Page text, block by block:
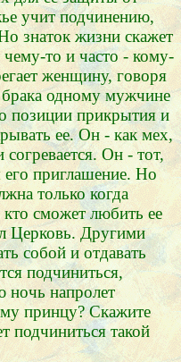
учит подчинению,
знаток жизни скажет
то и часто - кому-
женщину, говоря
брака одному мужчине
позиции прикрытия и
ее. Он - как мех,
Он - тот,
приглашение. Но
только когда
кто сможет любить ее
Церковь. Другими
собой и отдавать
подчиниться,
ночь напролет
принцу? Скажите
подчиниться такой